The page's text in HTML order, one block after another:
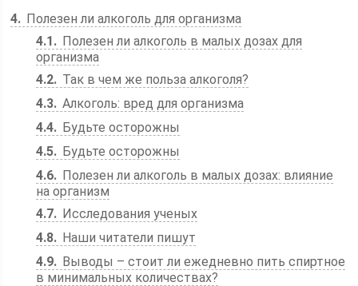
4
Полезен ли алкоголь для организма
4.1
Полезен ли алкоголь в малых дозах для
организма
4.2
Так в чем же польза алкоголя?
4.3 Алкоголь: вред для организма
4.4
Будьте осторожны
4.5
Будьте осторожны
4.6
Полезен ли алкоголь в малых дозах: влияние
на организм
4.7
Исследования ученых
4.8
Наши читатели пишут
4.9
Выводы – стоит ли ежедневно пить спиртное
в минимальных количествах?